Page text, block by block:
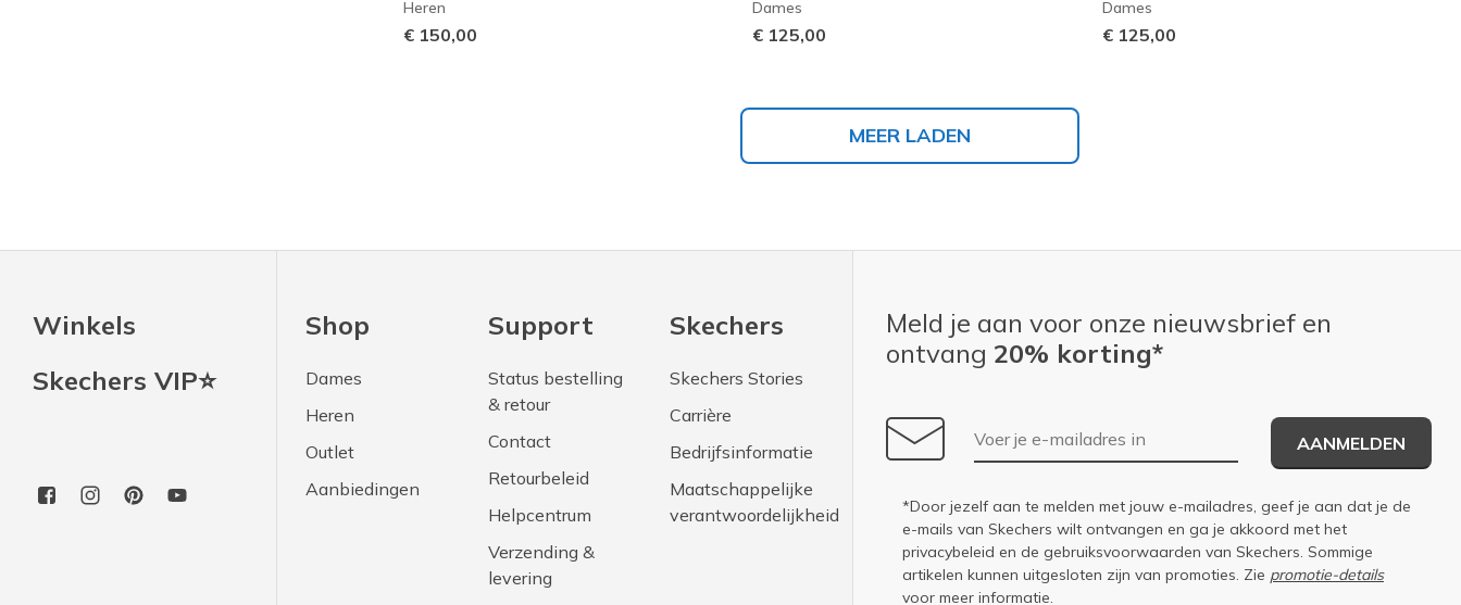
Heren
€ 150,00
Dames
€ 125,00
Dames
€ 125,00
MEER LADEN
Winkels
Skechers VIP⭐
Shop
Dames
Heren
Outlet
Aanbiedingen
Support
Status bestelling
& retour
Contact
Retourbeleid
Helpcentrum
Verzending &
levering
Skechers
Skechers Stories
Carrière
Bedrijfsinformatie
Maatschappelijke
verantwoordelijkheid
Meld je aan voor onze nieuwsbrief en
ontvang 20% korting*
E-mailadres
AANMELDEN
*Door jezelf aan te melden met jouw e-mailadres, geef je aan dat je de
e-mails van Skechers wilt ontvangen en ga je akkoord met het
privacybeleid en de gebruiksvoorwaarden van Skechers. Sommige
artikelen kunnen uitgesloten zijn van promoties. Zie promotie-details
voor meer informatie.